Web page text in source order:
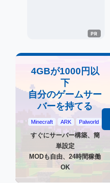
4GBが1000円以
下
自分のゲームサー
バーを持てる
Minecraft ARK Palworld
すぐにサーバー構築、簡
単設定
MODも自由、24時間稼働
OK